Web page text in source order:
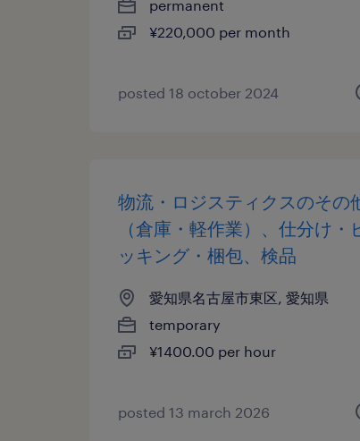
permanent
¥220,000 per month
posted 18 october 2024
物流・ロジスティクスのその
（倉庫・軽作業）、仕分け・
ッキング・梱包、検品
愛知県名古屋市東区, 愛知県
temporary
¥1400.00 per hour
posted 13 march 2026